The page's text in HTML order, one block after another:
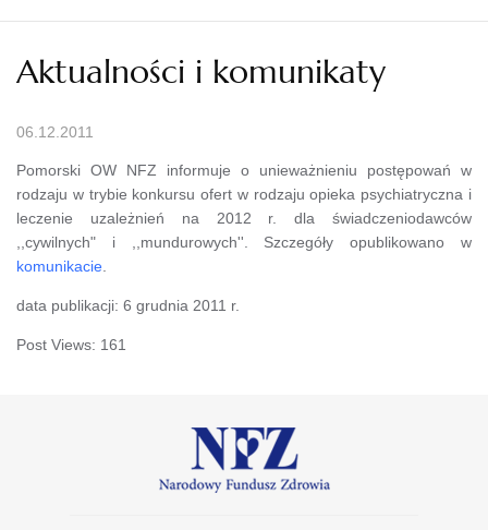
Aktualności i komunikaty
06.12.2011
Pomorski OW NFZ informuje o unieważnieniu postępowań w
rodzaju w trybie konkursu ofert w rodzaju opieka psychiatryczna i
leczenie uzależnień na 2012 r. dla świadczeniodawców
,,cywilnych" i ,,mundurowych''. Szczegóły opublikowano w
komunikacie
data publikacji: 6 grudnia 2011 r.
Post Views: 161